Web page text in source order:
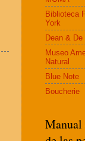
Biblioteca
York
Dean & De
Museo
Natural
Blue Note
Boucherie
Manual